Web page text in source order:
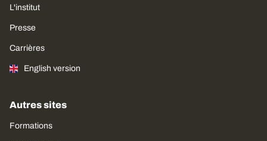
L'institut
Presse
Carrières
English version
Autres sites
Formations